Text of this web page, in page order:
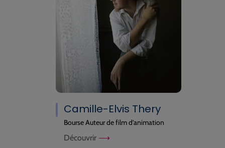
Camille-Elvis Thery
Bourse Auteur de film d’animation
Découvrir